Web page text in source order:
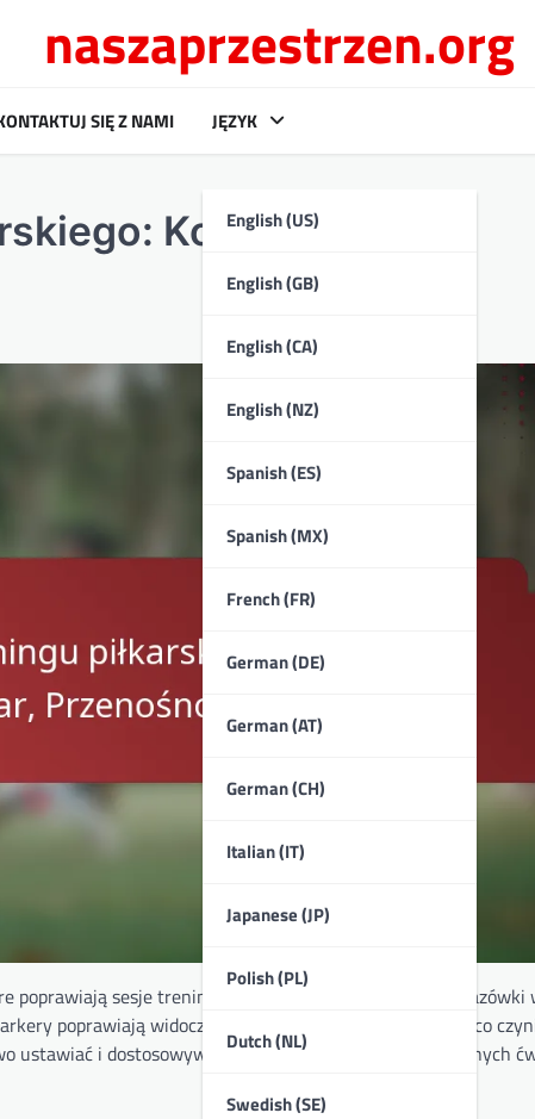
naszaprzestrzen.org
SIĘ Z NAMI JĘZYK
English (US)
English (GB)
English (CA)
English (NZ)
Spanish (ES)
Spanish (MX)
French (FR)
German (DE)
German (AT)
German (CH)
Italian (IT)
Japanese (JP)
Polish (PL)
Dutch (NL)
Swedish (SE)
Kolor, Rozmiar,
poprawiają sesje treningowe, zapewniając wyraźne wskazówki
poprawiają widoczność i świadomość przestrzenną, co
ustawiać i dostosowywać środowisko treningowe do różnych